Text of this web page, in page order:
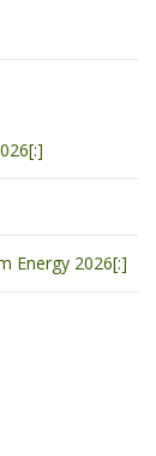
Energy 2026[:]